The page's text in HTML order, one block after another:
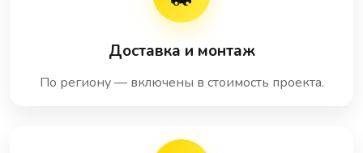
Доставка и монтаж
По региону — включены в стоимость проекта.